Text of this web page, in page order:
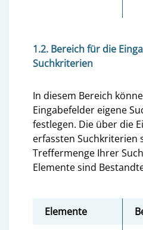
1.2. Bereich für die
Suchkriterien
In diesem Bereich
Eingabefelder eigene
festlegen. Die über die
erfassten Suchkriterien
Treffermenge Ihrer
Elemente sind
Elemente